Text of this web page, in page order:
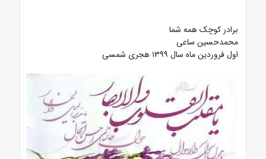
برادر کوچک همه شما
محمدحسین ساعی
اول فروردین ماه سال ۱۳۹۹ هجری شمسی